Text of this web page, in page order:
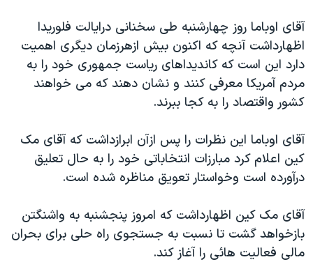
اقتصادی
علم و فناوری
اسرائیل در جنگ
گالری عکس
حمله جمهوری اسلامی به اسرائیل
رمز مهسا
ورزش زنان در ایران
اعتراضات زن، زندگی، آزادی
تریبونال مردمی آبان ۹۸
دادگاه حمید نوری
قانون شفافیت دارائی کادر رهبری ایران
اعتراضات مردمی آبان ۹۸
زبانهای مختلف
آقای اوباما روز چهارشنبه طی سخنانی درایالت فلوریدا
اظهارداشت آنچه که اکنون بیش ازهرزمان دیگری اهمیت
دارد این است که کاندیداهای ریاست جمهوری خود را به
مردم آمریکا معرفی کنند و نشان دهند که می خواهند
کشور واقتصاد را به کجا ببرند.
آقای اوباما این نظرات را پس ازآن ابرازداشت که آقای مک
کین اعلام کرد مبارزات انتخاباتی خود را به حال تعلیق
درآورده است وخواستار تعویق مناظره شده است.
آقای مک کین اظهارداشت که امروز پنجشنبه به واشنگتن
بازخواهد گشت تا نسبت به جستجوی راه حلی برای بحران
مالی فعالیت هائی را آغاز کند.